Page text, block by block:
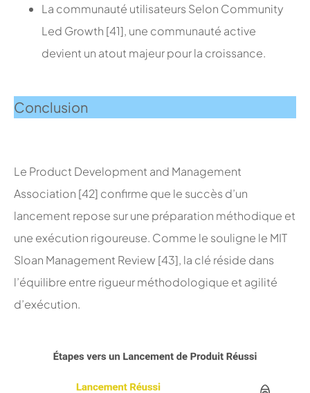
La communauté utilisateurs Selon Community
Led Growth [41], une communauté active
devient un atout majeur pour la croissance.
Conclusion
Le Product Development and Management
Association [42] confirme que le succès d’un
lancement repose sur une préparation méthodique et
une exécution rigoureuse. Comme le souligne le MIT
Sloan Management Review [43], la clé réside dans
l’équilibre entre rigueur méthodologique et agilité
d’exécution.